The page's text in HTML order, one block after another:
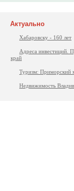
Актуально
Хабаровску - 160 лет
Адреса инвестиций.
край
Туризм: Приморский
Недвижимость